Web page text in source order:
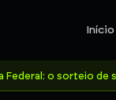
Início
Federal: o sorteio de